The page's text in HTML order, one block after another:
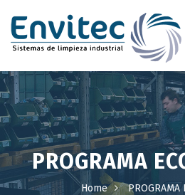
PROGRAMA
Home PROGRAMA